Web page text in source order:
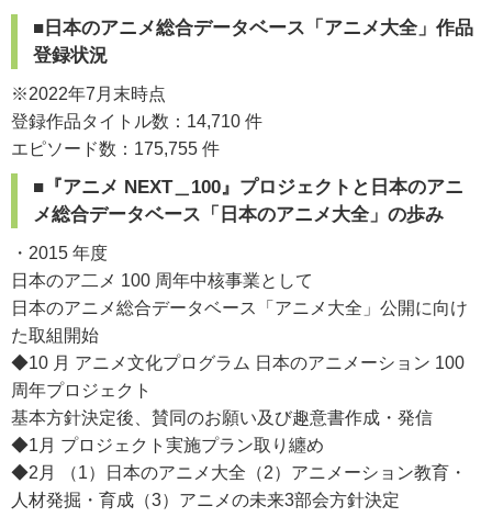
■日本のアニメ総合データベース「アニメ大全」作品
登録状況
※2022年7月末時点
登録作品タイトル数：14,710 件
エピソード数：175,755 件
■『アニメ NEXT＿100』プロジェクトと日本のアニ
メ総合データベース「日本のアニメ大全」の歩み
・2015 年度
日本のア二メ 100 周年中核事業として
日本のアニメ総合データベース「アニメ大全」公開に向け
た取組開始
◆10 月 アニメ文化プログラム 日本のアニメーション 100
周年プロジェクト
基本方針決定後、賛同のお願い及び趣意書作成・発信
◆1月 プロジェクト実施プラン取り纏め
◆2月 （1）日本のアニメ大全（2）アニメーション教育・
人材発掘・育成（3）アニメの未来3部会方針決定